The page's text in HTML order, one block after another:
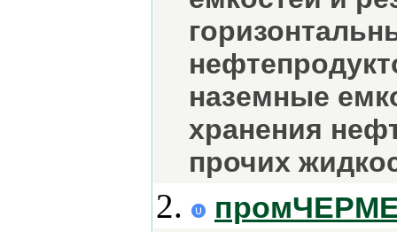
наземные
хранения
прочих
2.